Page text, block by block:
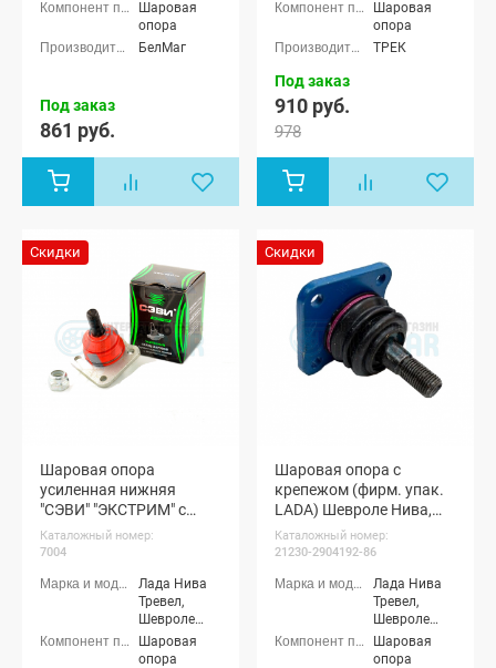
Нива (ВАЗ
2123)
Шаровая
опора
БелМаг
Под заказ
861 руб.
(ВАЗ 2121) 3-
х дверная,
Лада Нива
4x4 (ВАЗ
(ВАЗ 2131) 5-
Лада Нива
Legend, Лада
Нива 4x4
Пикап, Лада
Нива Тревел,
Шевроле
Нива (ВАЗ
Шаровая
опора
ТРЕК
Под заказ
910 руб.
978
Скидки
Шаровая опора
усиленная нижняя
"СЭВИ" "ЭКСТРИМ" с
защитным чехлом без
крепежа Шевроле Нива,
Каталожный номер:
7004
Лада Нива
Тревел,
Шевроле
Нива (ВАЗ
2123)
Шаровая
опора
Скидки
Шаровая опора с
крепежом (фирм. упак.
LADA) Шевроле Нива,
Нива Тревел
Каталожный номер:
21230-2904192-86
Лада Нива
Тревел,
Шевроле
Нива (ВАЗ
2123)
Шаровая
опора